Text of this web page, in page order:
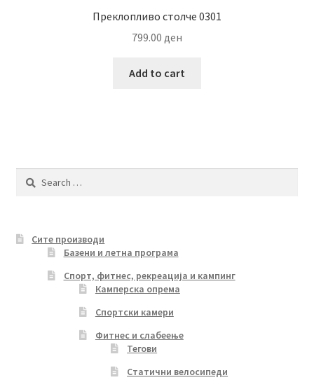
Преклопливо столче 0301
799.00 ден
Add to cart
Search
Сите производи
Базени и летна програма
Спорт, фитнес, рекреација и кампинг
Камперска опрема
Спортски камери
Фитнес и слабеење
Тегови
Статични велосипеди